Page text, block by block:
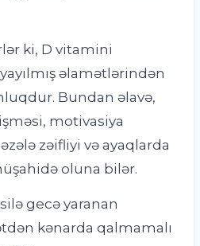
ki, D vitamini
əlamətlərindən
Bundan əlavə,
motivasiya
əzələ zəifliyi və ayaqlarda
oluna bilər.
gecə yaranan
kənarda qalmamalı